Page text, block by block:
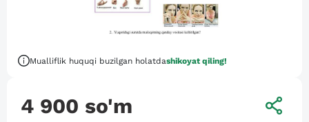
Mualliflik huquqi buzilgan holatdashikoyat qiling!
4 900 so'm